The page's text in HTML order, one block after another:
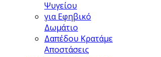
Ψυγείου
για Εφηβικό
Δωμάτιο
Δαπέδου Κρατάμε
Αποστάσεις